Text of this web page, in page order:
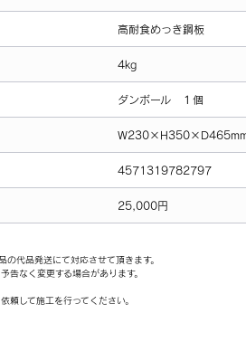
高耐食めっき鋼板
4kg
ダンボール １個
4571319782797
25,000円
の代品発送にて対応させて頂きます。
告なく変更する場合があります。
頼して施工を行ってください。